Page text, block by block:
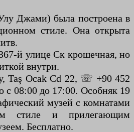
Джами) была построена в
стиле. Она открыта
й улице Ск крошечная, но
внутри.
Taş Ocak Cd 22, ☏ +90 452
с 08:00 до 17:00. Особняк 19
музей с комнатами
стиле и прилегающим
Бесплатно.